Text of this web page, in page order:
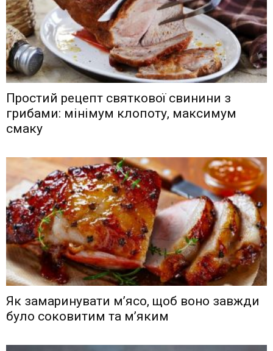
Простий рецепт святкової свинини з
грибами: мінімум клопоту, максимум
смаку
Як замаринувати м’ясо, щоб воно завжди
було соковитим та м’яким